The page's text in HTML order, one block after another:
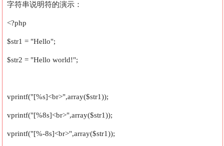
字符串说明符的演示：
<?php
$str1 = "Hello";
$str2 = "Hello world!";
vprintf("[%s]<br>",array($str1));
vprintf("[%8s]<br>",array($str1));
vprintf("[%-8s]<br>",array($str1));